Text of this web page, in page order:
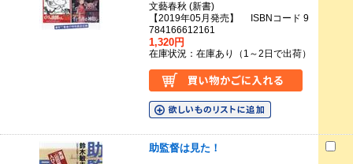
文藝春秋 (新書)
【2019年05月発売】 ISBNコード 9
784166612161
1,320円
在庫状況：在庫あり（1～2日で出荷）
助監督は見た！